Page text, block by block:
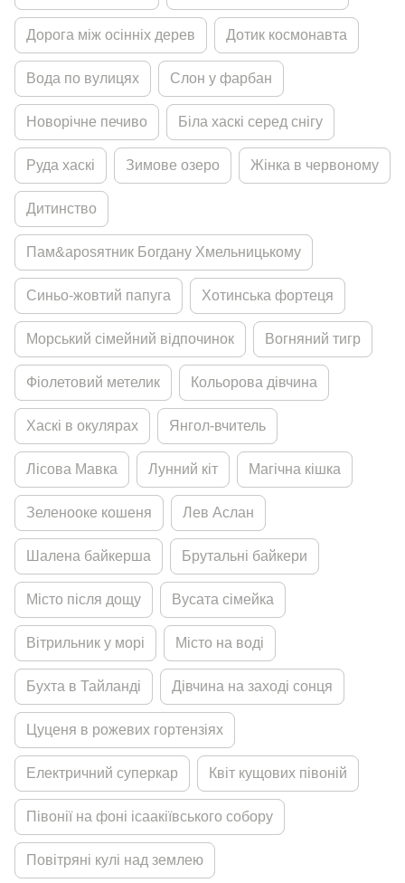
Дорога мiж осiннiх дерев Дотик космонавта
Вода по вулицях Слон у фарбан
Новорiчне печиво Бiла хаскi серед снiгу
Руда хаскi Зимове озеро Жiнка в червоному
Дитинство
Пам&aposятник Богдану Хмельницькому
Синьо-жовтий папуга Хотинська фортеця
Морський сiмейний вiдпочинок Вогняний тигр
Фiолетовий метелик Кольорова дiвчина
Хаскi в окулярах Янгол-вчитель
Лiсова Мавка Лунний кiт Магiчна кiшка
Зеленооке кошеня Лев Аслан
Шалена байкерша Брутальнi байкери
Мiсто пiсля дощу Вусата сiмейка
Вiтрильник у морi Мiсто на водi
Бухта в Тайландi Дiвчина на заходi сонця
Цуценя в рожевих гортензiях
Електричний суперкар Квiт кущових пiвонiй
Пiвонiї на фонi iсаакiївського собору
Повiтрянi кулi над землею